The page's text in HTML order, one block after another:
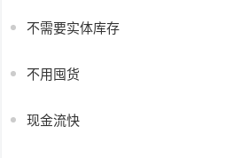
不需要实体库存
不用囤货
现金流快